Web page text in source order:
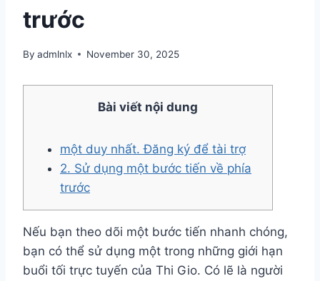
trước
By admlnlx November 30, 2025
Bài viết nội dung
một duy nhất. Đăng ký để tài trợ
2. Sử dụng một bước tiến về phía
trước
Nếu bạn theo dõi một bước tiến nhanh chóng,
bạn có thể sử dụng một trong những giới hạn
buổi tối trực tuyến của Thi Gio. Có lẽ là người